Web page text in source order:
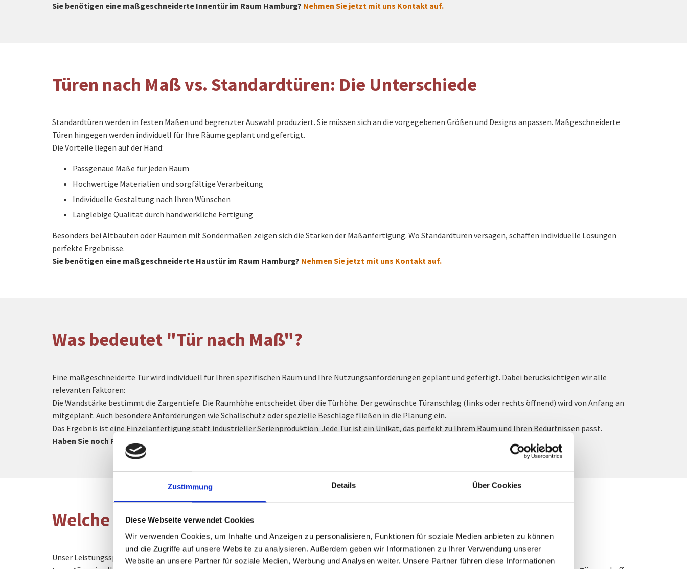
Zustimmung Details Über Cookies
Diese Webseite verwendet Cookies
Wir verwenden Cookies, um Inhalte und Anzeigen zu personalisieren, Funktionen für soziale Medien anbieten zu können
und die Zugriffe auf unsere Website zu analysieren. Außerdem geben wir Informationen zu Ihrer Verwendung unserer
Website an unsere Partner für soziale Medien, Werbung und Analysen weiter. Unsere Partner führen diese Informationen
Sie benötigen eine maßgeschneiderte Innentür im Raum Hamburg? Nehmen Sie jetzt mit uns Kontakt auf.
Türen nach Maß vs. Standardtüren: Die Unterschiede
Standardtüren werden in festen Maßen und begrenzter Auswahl produziert. Sie müssen sich an die vorgegebenen Größen und Designs anpassen. Maßgeschneiderte
Türen hingegen werden individuell für Ihre Räume geplant und gefertigt.
Die Vorteile liegen auf der Hand:
Passgenaue Maße für jeden Raum
Hochwertige Materialien und sorgfältige Verarbeitung
Individuelle Gestaltung nach Ihren Wünschen
Langlebige Qualität durch handwerkliche Fertigung
Besonders bei Altbauten oder Räumen mit Sondermaßen zeigen sich die Stärken der Maßanfertigung. Wo Standardtüren versagen, schaffen individuelle Lösungen
perfekte Ergebnisse.
Sie benötigen eine maßgeschneiderte Haustür im Raum Hamburg? Nehmen Sie jetzt mit uns Kontakt auf.
Was bedeutet "Tür nach Maß"?
Eine maßgeschneiderte Tür wird individuell für Ihren spezifischen Raum und Ihre Nutzungsanforderungen geplant und gefertigt. Dabei berücksichtigen wir alle
relevanten Faktoren:
Die Wandstärke bestimmt die Zargentiefe. Die Raumhöhe entscheidet über die Türhöhe. Der gewünschte Türanschlag (links oder rechts öffnend) wird von Anfang an
mitgeplant. Auch besondere Anforderungen wie Schallschutz oder spezielle Beschläge fließen in die Planung ein.
Das Ergebnis ist eine Einzelanfertigung statt industrieller Serienproduktion. Jede Tür ist ein Unikat, das perfekt zu Ihrem Raum und Ihren Bedürfnissen passt.
Haben Sie noch Fragen zu unseren maßgefertigten Türen in Hamburg?
Welche Türarten fertigen wir individuell?
Unser Leistungsspektrum umfasst verschiedene Türarten für jeden Bedarf: